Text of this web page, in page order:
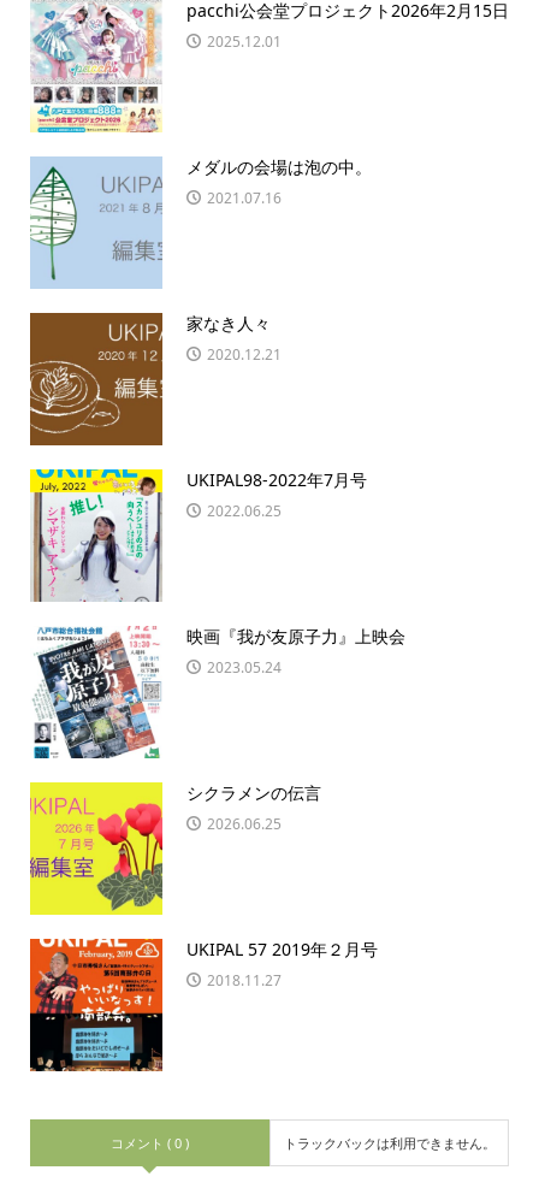
pacchi公会堂プロジェクト2026年2月15日
2025.12.01
メダルの会場は泡の中。
2021.07.16
家なき人々
2020.12.21
UKIPAL98-2022年7月号
2022.06.25
映画『我が友原子力』上映会
2023.05.24
シクラメンの伝言
2026.06.25
UKIPAL 57 2019年２月号
2018.11.27
コメント ( 0 ) トラックバックは利用できません。